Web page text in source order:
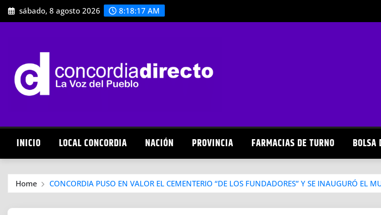
Skip
to
sábado, 8 agosto 2026 8:18:18 AM
INICIO LOCAL CONCORDIA NACIÓN PROVINCIA FARMACIAS DE TURNO BOLSA
Home CONCORDIA PUSO EN VALOR EL CEMENTERIO “DE LOS FUNDADORES” Y SE INAUGURÓ EL